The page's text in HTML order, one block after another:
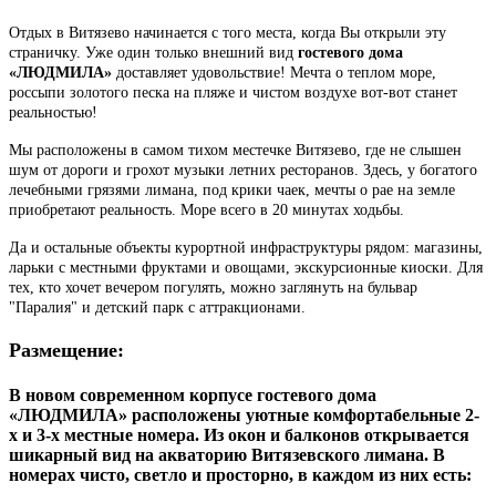
Отдых в Витязево начинается с того места, когда Вы открыли эту
страничку. Уже один только внешний вид гостевого дома
«ЛЮДМИЛА» доставляет удовольствие! Мечта о теплом море,
россыпи золотого песка на пляже и чистом воздухе вот-вот станет
реальностью!
Мы расположены в самом тихом местечке Витязево, где не слышен
шум от дороги и грохот музыки летних ресторанов. Здесь, у богатого
лечебными грязями лимана, под крики чаек, мечты о рае на земле
приобретают реальность. Море всего в 20 минутах ходьбы.
Да и остальные объекты курортной инфраструктуры рядом: магазины,
ларьки с местными фруктами и овощами, экскурсионные киоски. Для
тех, кто хочет вечером погулять, можно заглянуть на бульвар
"Паралия" и детский парк с аттракционами.
Размещение:
В новом современном корпусе гостевого дома
«ЛЮДМИЛА» расположены уютные комфортабельные 2-
х и 3-х местные номера. Из окон и балконов открывается
шикарный вид на акваторию Витязевского лимана. В
номерах чисто, светло и просторно, в каждом из них есть: